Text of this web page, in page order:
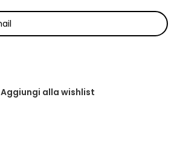
Aggiungi alla wishlist